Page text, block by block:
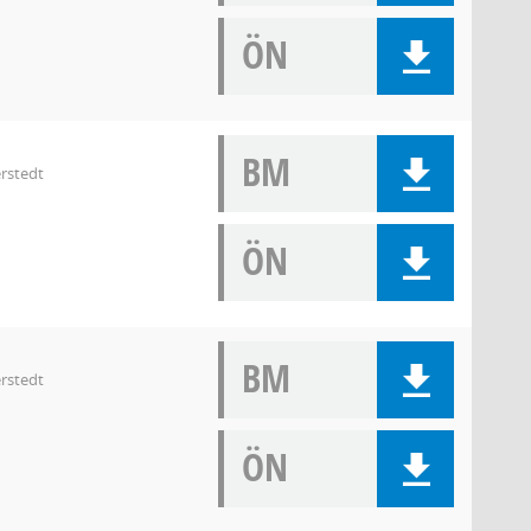
ÖN
BM
ÖN
BM
ÖN